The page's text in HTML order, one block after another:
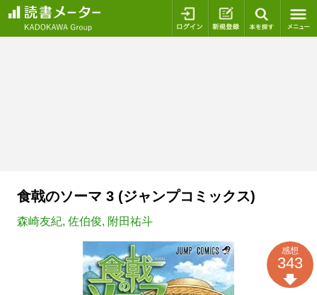
ログイン 新規登録
食戟のソーマ 3 (ジャンプコミックス)
森崎友紀, 佐伯俊, 附田祐斗
感想
343